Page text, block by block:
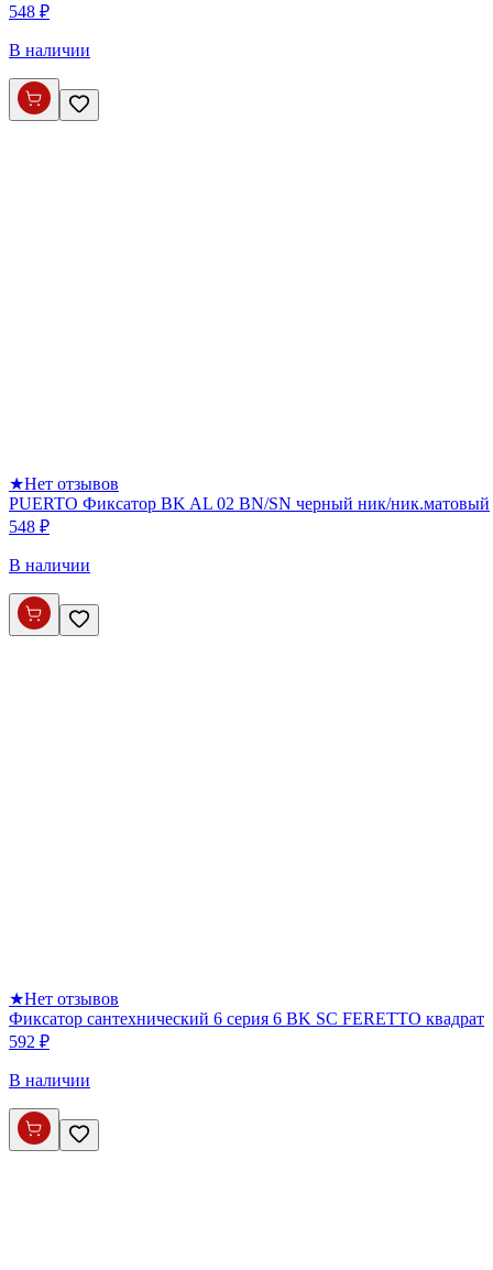
548 ₽
В наличии
★Нет отзывов
PUERTO Фиксатор BK AL 02 BN/SN черный ник/ник.матовый
548 ₽
В наличии
★Нет отзывов
Фиксатор сантехнический 6 серия 6 BK SC FERETTO квадрат
592 ₽
В наличии